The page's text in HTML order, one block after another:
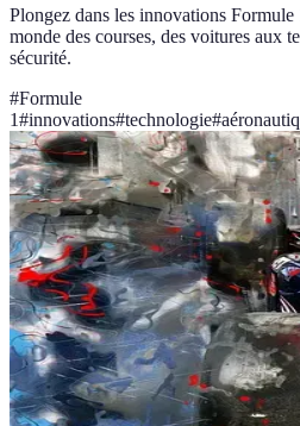
Plongez dans les innovations
monde des courses, des voitures aux
sécurité.
#Formule
1#innovations#technologie#